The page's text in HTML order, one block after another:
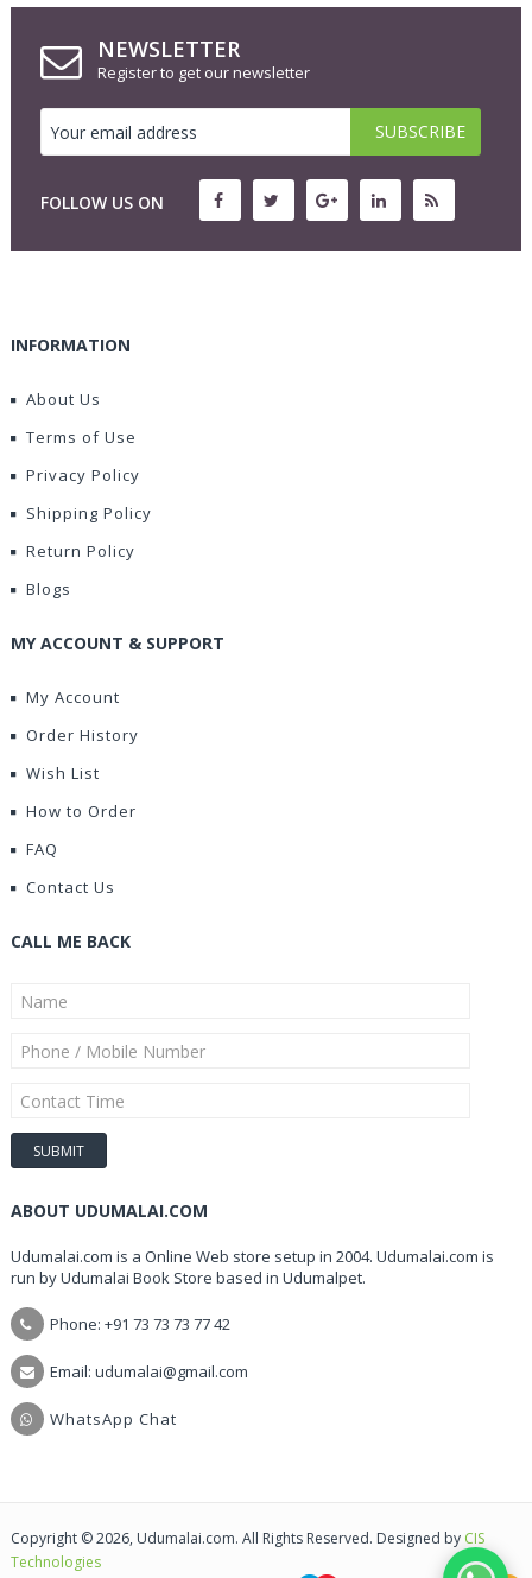
NEWSLETTER
Register to get our newsletter
FOLLOW US ON
INFORMATION
About Us
Terms of Use
Privacy Policy
Shipping Policy
Return Policy
Blogs
MY ACCOUNT & SUPPORT
My Account
Order History
Wish List
How to Order
FAQ
Contact Us
CALL ME BACK
ABOUT UDUMALAI.COM
Udumalai.com is a Online Web store setup in 2004. Udumalai.com is
run by Udumalai Book Store based in Udumalpet.
Phone: +91 73 73 73 77 42
Email: udumalai@gmail.com
WhatsApp Chat
Copyright © 2026, Udumalai.com. All Rights Reserved. Designed by CIS
Technologies